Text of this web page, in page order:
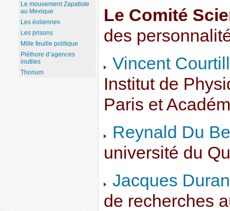
Le Comité
des
Vincent
Institut de
Paris et
Reynald Du
université du
Jacques Duran
de recherches
Le mouvement Zapatiste
au Mexique
Les éoliennes
Les prisons
Mille feuille politique
Pléthore d’agences
inutiles
Thorium